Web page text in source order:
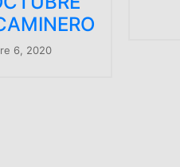
octubre 6, 2020